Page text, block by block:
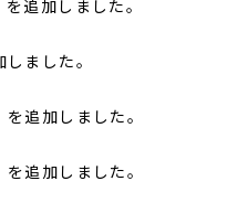
追加しました。
ました。
追加しました。
追加しました。